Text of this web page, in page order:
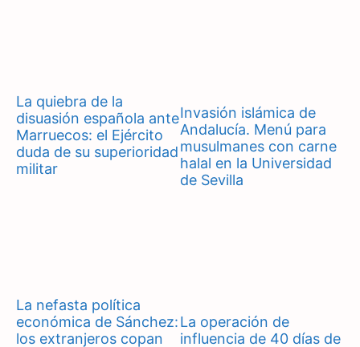
La quiebra de la
disuasión española ante
Marruecos: el Ejército
duda de su superioridad
militar
Invasión islámica de
Andalucía. Menú para
musulmanes con carne
halal en la Universidad
de Sevilla
La nefasta política
económica de Sánchez:
los extranjeros copan
La operación de
influencia de 40 días de